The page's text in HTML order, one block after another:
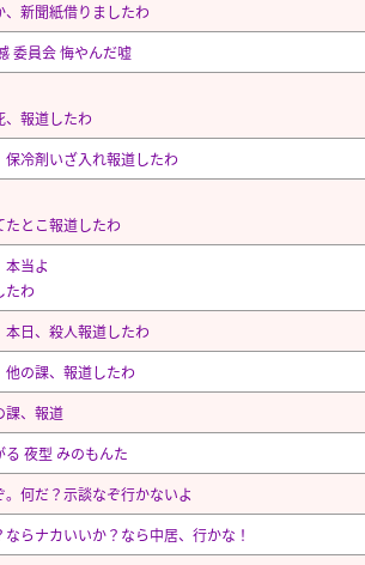
、新聞紙借りましたわ
委員会 悔やんだ嘘
、報道したわ
保冷剤いざ入れ報道したわ
たとこ報道したわ
本当よ
たわ
本日、殺人報道したわ
他の課、報道したわ
課、報道
る 夜型 みのもんた
。何だ？示談なぞ行かないよ
らナカいいか？なら中居、行かな！